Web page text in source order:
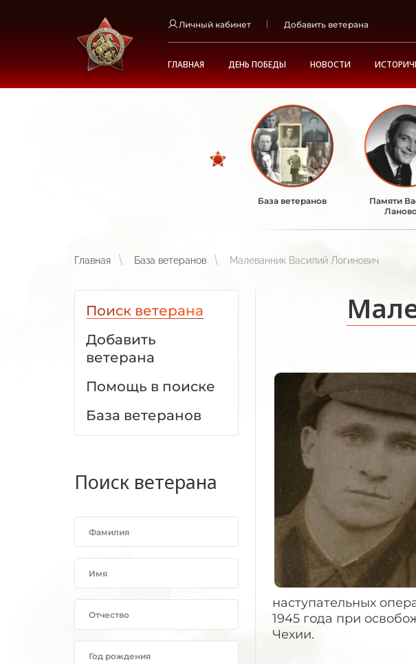
Личный кабинет Добавить ветерана
ГЛАВНАЯ ДЕНЬ ПОБЕДЫ НОВОСТИ
База ветеранов
Памяти
Главная База ветеранов Малеванник Василий Логинович
Поиск ветерана
Добавить
ветерана
Помощь в поиске
База ветеранов
Поиск ветерана
наступательных
1945 года при
Чехии.